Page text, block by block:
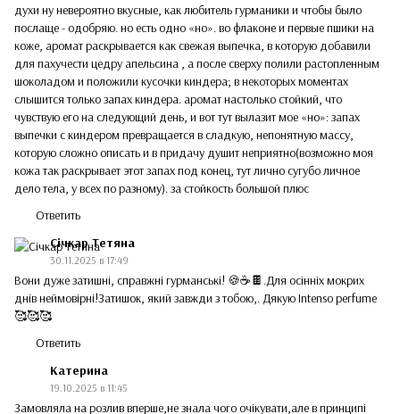
духи ну невероятно вкусные, как любитель гурманики и чтобы было
послаще - одобряю. но есть одно «но». во флаконе и первые пшики на
коже, аромат раскрывается как свежая выпечка, в которую добавили
для пахучести цедру апельсина , а после сверху полили растопленным
шоколадом и положили кусочки киндера; в некоторых моментах
слышится только запах киндера. аромат настолько стойкий, что
чувствую его на следующий день, и вот тут вылазит мое «но»: запах
выпечки с киндером превращается в сладкую, непонятную массу,
которую сложно описать и в придачу душит неприятно(возможно моя
кожа так раскрывает этот запах под конец, тут лично сугубо личное
дело тела, у всех по разному). за стойкость большой плюс
Ответить
Січкар Тетяна
30.11.2025 в 17:49
Вони дуже затишні, справжні гурманські! 🍪☕🍫.Для осінніх мокрих
днів неймовірні!Затишок, який завжди з тобою,. Дякую Intenso perfume
🥰🥰🥰
Ответить
Катерина
19.10.2025 в 11:45
Замовляла на розлив вперше,не знала чого очікувати,але в принципі